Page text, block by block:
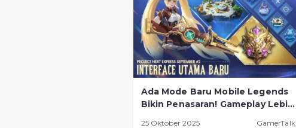
Ada Mode Baru Mobile Legends
Bikin Penasaran! Gameplay Lebih
25 Oktober 2025 GamerTalk